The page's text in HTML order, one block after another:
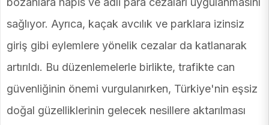
sağlıyor. Ayrıca, kaçak avcılık ve parklara izinsiz
giriş gibi eylemlere yönelik cezalar da katlanarak
artırıldı. Bu düzenlemelerle birlikte, trafikte can
güvenliğinin önemi vurgulanırken, Türkiye'nin eşsiz
doğal güzelliklerinin gelecek nesillere aktarılması